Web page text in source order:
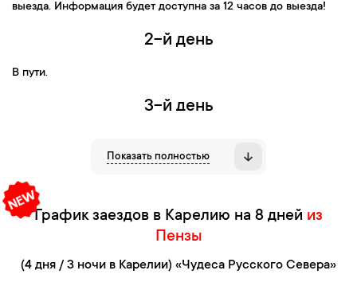
выезда. Информация будет доступна за 12 часов до выезда!
2-й день
В пути.
3-й день
в кафе города.
10:00 — Обзорная экскурсия «Очарование города Петра»
Петрозаводск
Республики Карелия. Это город, в который просто нельзя не
влюбиться! Во время обзорной экскурсии вы познакомитесь с
архитектурными и природными достопримечательностями
Показать полностью
График заездов в Карелию на 8 дней из
Пензы
(4 дня / 3 ночи в Карелии) «Чудеса Русского Севера»